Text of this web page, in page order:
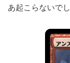
あ起こらないでし